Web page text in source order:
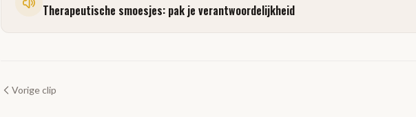
Therapeutische smoesjes: pak je verantwoordelijkheid
Vorige clip